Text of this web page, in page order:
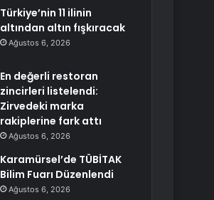
Türkiye’nin 11 ilinin
altından altın fışkıracak
Ağustos 6, 2026
En değerli restoran
zincirleri listelendi:
Zirvedeki marka
rakiplerine fark attı
Ağustos 6, 2026
Karamürsel’de TÜBİTAK
Bilim Fuarı Düzenlendi
Ağustos 6, 2026